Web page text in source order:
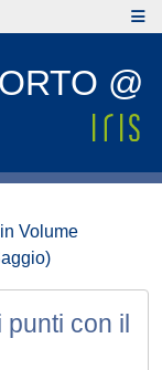
@
Volume
punti con il